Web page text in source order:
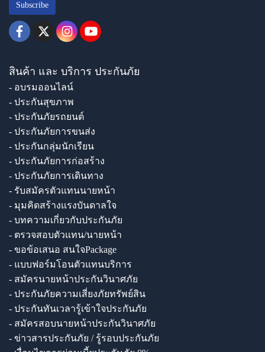
Subscribe
สินค้า และ บริการ ประกันภัย
- อบรมออนไลน์
- ประกันสุขภาพ
- ประกันภัยรถยนต์
- ประกันภัยการขนส่ง
- ประกันกลุ่มนักเรียน
- ประกันภัยการก่อสร้าง
- ประกันภัยการเดินทาง
- รับสมัครตัวแทนนายหน้า
- มุมคิดสร้างแรงบันดาลใจ
- บทความเกี่ยวกับประกันภัย
- ตรวจสอบตัวแทน/นายหน้า
- ขอข้อเสนอ สนใจPackage
- แบบฟอร์มโอนตัวแทนบริการ
- สมัครนายหน้าประกันวินาศภัย
- ประกันภัยความเสี่ยงภัยทรัพย์สิน
- ประกันทันเวลารู้เข้าใจประกันภัย
- สมัครสอบนายหน้าประกันวินาศภัย
- ข่าวสารประกันภัย / รู้รอบประกันภัย